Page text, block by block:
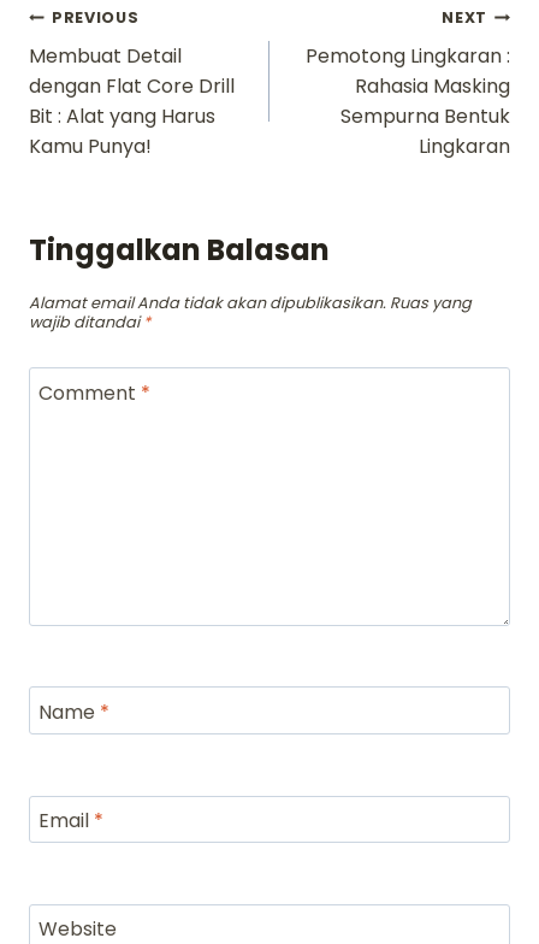
Navigasi
pos
PREVIOUS
Membuat Detail
dengan Flat Core Drill
Bit : Alat yang Harus
Kamu Punya!
NEXT
Pemotong Lingkaran :
Rahasia Masking
Sempurna Bentuk
Lingkaran
Tinggalkan Balasan
Alamat email Anda tidak akan dipublikasikan. Ruas yang
wajib ditandai*
Comment *
Name *
Email *
Website